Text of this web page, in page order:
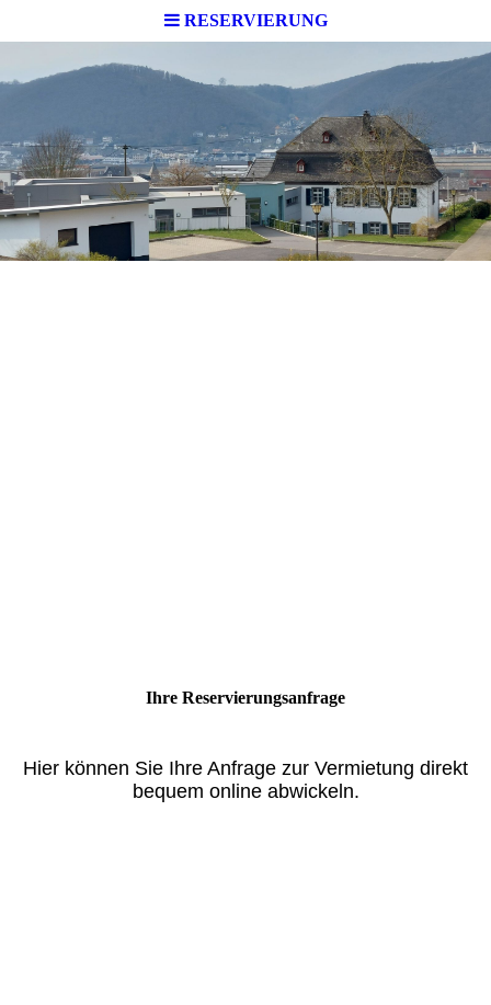
RESERVIERUNG
Ihre Reservierung­sanfrage
Hier können Sie Ihre Anfrage zur Vermietung direkt
bequem online abwickeln.